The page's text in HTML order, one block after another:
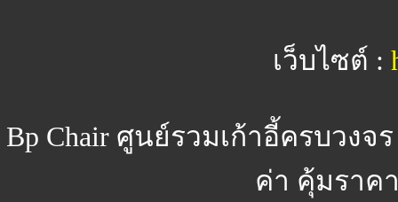
เว็บไซต์ :
Bp Chairศูนย์รวมเก้าอี้ครบวงจ
ค่า คุ้มราค